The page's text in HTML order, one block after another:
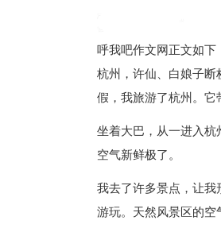
呼我吧作文网 正文如下
杭州，许仙、白娘子
假，我旅游了杭州。它
坐着大巴，从一进入杭
空气新鲜极了。
我去了许多景点，让我
游玩。天然风景区的空